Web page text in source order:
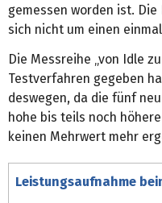
gemessen worden ist.
sich nicht um einen
Die Messreihe „von Idle
Testverfahren gegeben
deswegen, da die fünf
hohe bis teils noch
keinen Mehrwert mehr
Leistungsaufnahme